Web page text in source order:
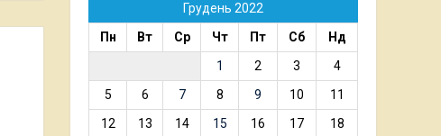
Грудень 2022
Пн
Вт Ср Чт Пт Сб
Нд
1
2 3
4
5
6 7 8 9 10
11
12
13 14 15 16 17
18